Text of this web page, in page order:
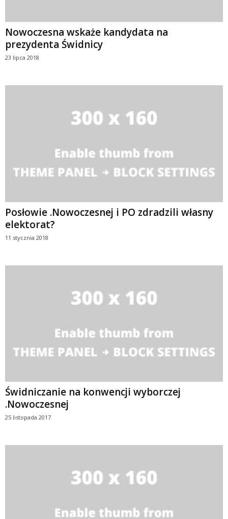
Nowoczesna wskaże kandydata na
prezydenta Świdnicy
23 lipca 2018
Posłowie .Nowoczesnej i PO zdradzili własny
elektorat?
11 stycznia 2018
Świdniczanie na konwencji wyborczej
.Nowoczesnej
25 listopada 2017